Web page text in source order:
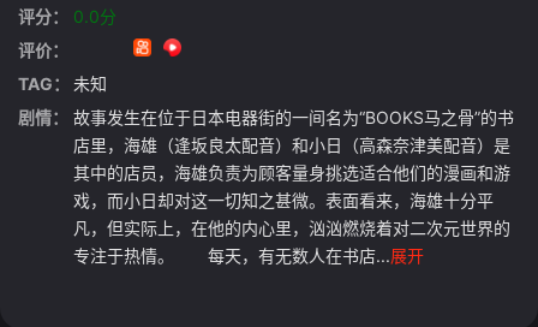
评分：
0.0分
评价：
TAG：
未知
剧情：
故事发生在位于日本电器街的一间名为“BOOKS马之骨”的书
店里，海雄（逢坂良太配音）和小日（高森奈津美配音）是
其中的店员，海雄负责为顾客量身挑选适合他们的漫画和游
戏，而小日却对这一切知之甚微。表面看来，海雄十分平
凡，但实际上，在他的内心里，汹汹燃烧着对二次元世界的
专注于热情。 每天，有无数人在书店...展开